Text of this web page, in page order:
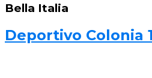
Bella Italia
Deportivo Colonia